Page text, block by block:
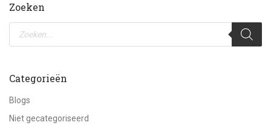
Zoeken
Producten
zoeken
Categorieën
Blogs
Niet gecategoriseerd